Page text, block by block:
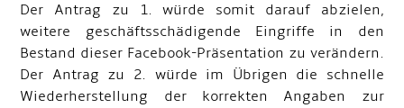
Der Antrag zu 1. würde somit darauf abzielen,
weitere geschäftsschädigende Eingriffe in den
Bestand dieser Facebook-Präsentation zu verändern.
Der Antrag zu 2. würde im Übrigen die schnelle
Wiederherstellung der korrekten Angaben zur